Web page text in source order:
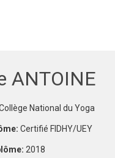
ANTOINE
National du Yoga
Certifié FIDHY/UEY
2018